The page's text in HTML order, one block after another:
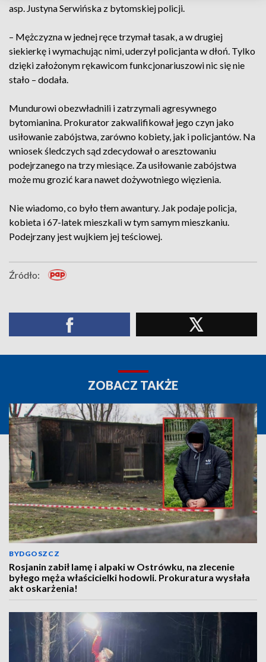
asp. Justyna Serwińska z bytomskiej policji.
– Mężczyzna w jednej ręce trzymał tasak, a w drugiej
siekierkę i wymachując nimi, uderzył policjanta w dłoń. Tylko
dzięki założonym rękawicom funkcjonariuszowi nic się nie
stało – dodała.
Mundurowi obezwładnili i zatrzymali agresywnego
bytomianina. Prokurator zakwalifikował jego czyn jako
usiłowanie zabójstwa, zarówno kobiety, jak i policjantów. Na
wniosek śledczych sąd zdecydował o aresztowaniu
podejrzanego na trzy miesiące. Za usiłowanie zabójstwa
może mu grozić kara nawet dożywotniego więzienia.
Nie wiadomo, co było tłem awantury. Jak podaje policja,
kobieta i 67-latek mieszkali w tym samym mieszkaniu.
Podejrzany jest wujkiem jej teściowej.
Źródło:
ZOBACZ TAKŻE
BYDGOSZCZ
Rosjanin zabił lamę i alpaki w Ostrówku, na zlecenie
byłego męża właścicielki hodowli. Prokuratura wysłała
akt oskarżenia!